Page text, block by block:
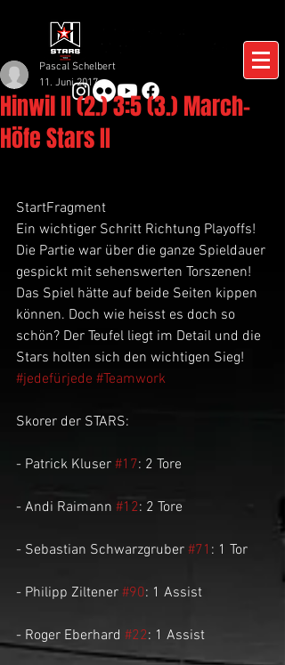
Hinwil II (2.) 3:5 (3.) March-
Höfe Stars II
Pascal Schelbert
11. Juni 2017
StartFragment
Ein wichtiger Schritt Richtung Playoffs!
Die Partie war über die ganze Spieldauer
gespickt mit sehenswerten Torszenen!
Das Spiel hätte auf beide Seiten kippen
können. Doch wie heisst es doch so
schön? Der Teufel liegt im Detail und die
Stars holten sich den wichtigen Sieg!
#jedefürjede #Teamwork
Skorer der STARS:
- Patrick Kluser #17: 2 Tore
- Andi Raimann #12: 2 Tore
- Sebastian Schwarzgruber #71 : 1 Tor
- Philipp Ziltener #90: 1 Assist
- Roger Eberhard #22: 1 Assist